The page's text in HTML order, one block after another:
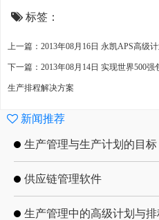
标签：
上一篇：2013年08月16日 永凯APS高级
下一篇：2013年08月14日 实现世界500
生产排程解决方案
新闻推荐
生产管理与生产计划的目标
供应链管理软件
生产管理中的高级计划与